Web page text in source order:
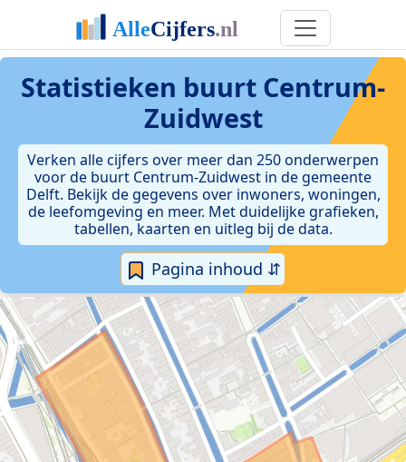
Statistieken buurt Centrum-
Zuidwest
Verken alle cijfers over meer dan 250 onderwerpen
voor de buurt Centrum-Zuidwest in de gemeente
Delft. Bekijk de gegevens over inwoners, woningen,
de leefomgeving en meer. Met duidelijke grafieken,
tabellen, kaarten en uitleg bij de data.
Pagina inhoud ⇵